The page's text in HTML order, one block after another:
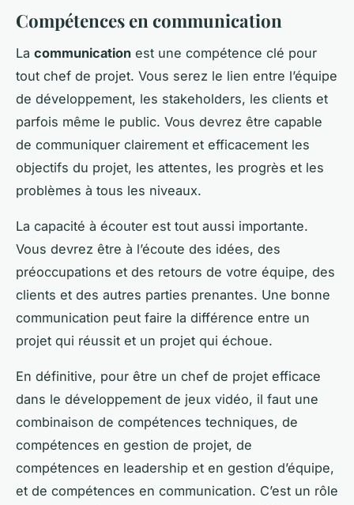
Compétences en communication
La communication est une compétence clé pour
tout chef de projet. Vous serez le lien entre l’équipe
de développement, les stakeholders, les clients et
parfois même le public. Vous devrez être capable
de communiquer clairement et efficacement les
objectifs du projet, les attentes, les progrès et les
problèmes à tous les niveaux.
La capacité à écouter est tout aussi importante.
Vous devrez être à l’écoute des idées, des
préoccupations et des retours de votre équipe, des
clients et des autres parties prenantes. Une bonne
communication peut faire la différence entre un
projet qui réussit et un projet qui échoue.
En définitive, pour être un chef de projet efficace
dans le développement de jeux vidéo, il faut une
combinaison de compétences techniques, de
compétences en gestion de projet, de
compétences en leadership et en gestion d’équipe,
et de compétences en communication. C’est un rôle